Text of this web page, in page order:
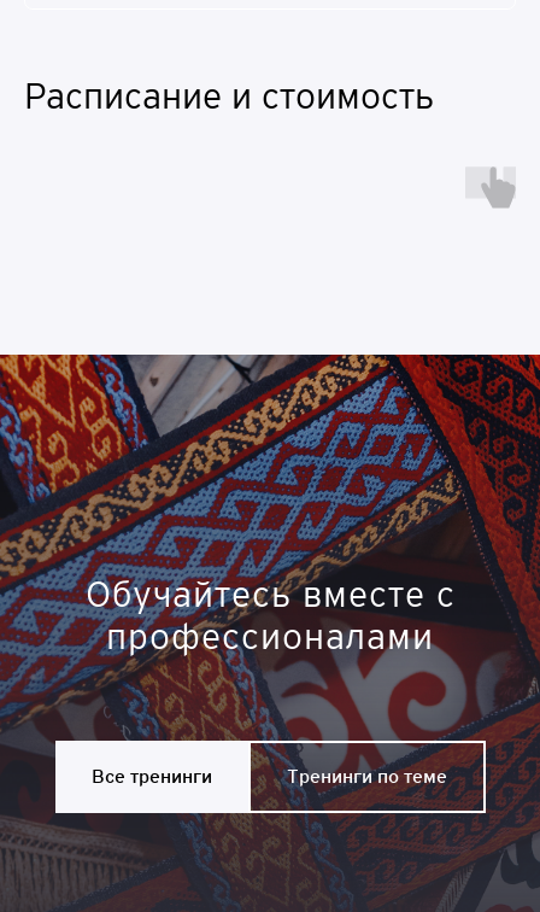
Расписание и стоимость
Обучайтесь вместе с
профессионалами
Все тренинги Тренинги по теме